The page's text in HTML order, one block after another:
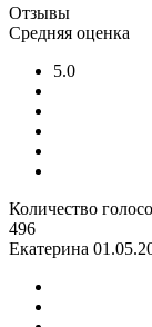
Отзывы
Средняя оценка
5.0
Количество
496
Екатерина